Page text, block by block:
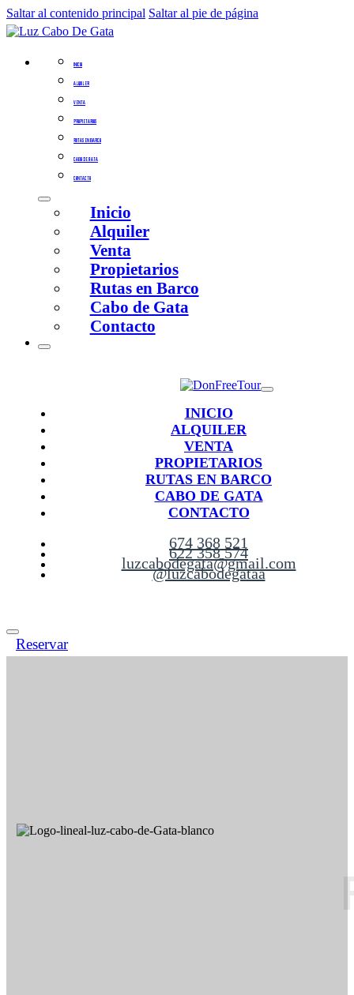
Saltar al contenido principal Saltar al pie de página
INICIO
ALQUILER
VENTA
PROPIETARIOS
RUTAS EN BARCO
CABO DE GATA
CONTACTO
Inicio
Alquiler
Venta
Propietarios
Rutas en Barco
Cabo de Gata
Contacto
INICIO
ALQUILER
VENTA
PROPIETARIOS
RUTAS EN BARCO
CABO DE GATA
CONTACTO
674 368 521
622 358 574
luzcabodegata@gmail.com
@luzcabodegataa
Reservar